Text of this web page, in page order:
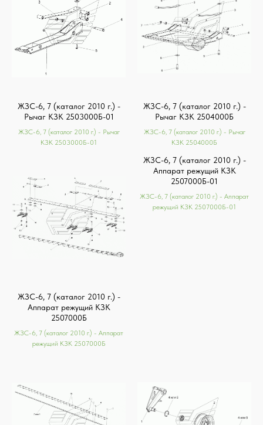
ЖЗС-6, 7 (каталог 2010 г.) -
Рычаг КЗК 2503000Б-01
ЖЗС-6, 7 (каталог 2010 г.) - Рычаг
КЗК 2503000Б-01
ЖЗС-6, 7 (каталог 2010 г.) -
Рычаг КЗК 2504000Б
ЖЗС-6, 7 (каталог 2010 г.) - Рычаг
КЗК 2504000Б
ЖЗС-6, 7 (каталог 2010 г.) -
Аппарат режущий КЗК
2507000Б
ЖЗС-6, 7 (каталог 2010 г.) - Аппарат
режущий КЗК 2507000Б
ЖЗС-6, 7 (каталог 2010 г.) -
Аппарат режущий КЗК
2507000Б-01
ЖЗС-6, 7 (каталог 2010 г.) - Аппарат
режущий КЗК 2507000Б-01